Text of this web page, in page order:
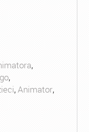
,
,
,Animator,